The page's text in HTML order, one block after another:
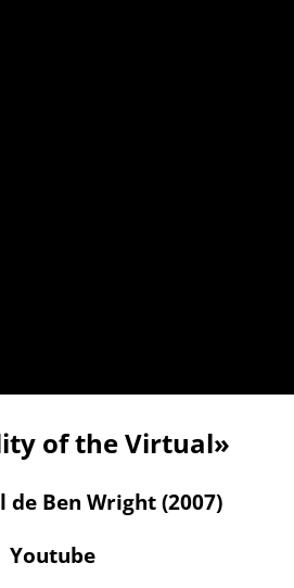
of the Virtual»
de Ben Wright (2007)
Youtube